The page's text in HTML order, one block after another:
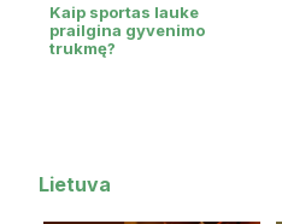
Kaip sportas lauke
prailgina gyvenimo
trukmę?
Lietuva